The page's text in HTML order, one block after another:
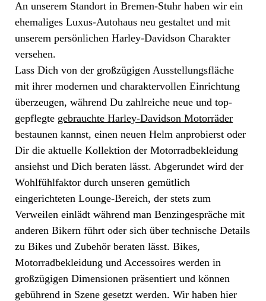
An unserem Standort in Bremen-Stuhr haben wir ein
ehemaliges Luxus-Autohaus neu gestaltet und mit
unserem persönlichen Harley-Davidson Charakter
versehen.
Lass Dich von der großzügigen Ausstellungsfläche
mit ihrer modernen und charaktervollen Einrichtung
überzeugen, während Du zahlreiche neue und top-
gepflegte gebrauchte Harley-Davidson Motorräder
bestaunen kannst, einen neuen Helm anprobierst oder
Dir die aktuelle Kollektion der Motorradbekleidung
ansiehst und Dich beraten lässt. Abgerundet wird der
Wohlfühlfaktor durch unseren gemütlich
eingerichteten Lounge-Bereich, der stets zum
Verweilen einlädt während man Benzingespräche mit
anderen Bikern führt oder sich über technische Details
zu Bikes und Zubehör beraten lässt. Bikes,
Motorradbekleidung und Accessoires werden in
großzügigen Dimensionen präsentiert und können
gebührend in Szene gesetzt werden. Wir haben hier